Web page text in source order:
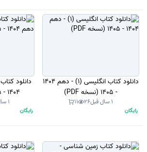
دانلود کتاب انگلیسی (1) - دهم 1404
- 1405 (نسخه PDF)
1 سال قبل 26
11
رایگان
1404 - 1405 (نسخه PDF)
1 سال قبل
رایگان